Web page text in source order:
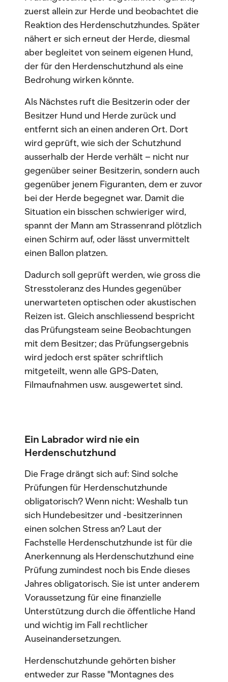
zuerst allein zur Herde und beobachtet die
Reaktion des Herdenschutzhundes. Später
nähert er sich erneut der Herde, diesmal
aber begleitet von seinem eigenen Hund,
der für den Herdenschutzhund als eine
Bedrohung wirken könnte.
Als Nächstes ruft die Besitzerin oder der
Besitzer Hund und Herde zurück und
entfernt sich an einen anderen Ort. Dort
wird geprüft, wie sich der Schutzhund
ausserhalb der Herde verhält – nicht nur
gegenüber seiner Besitzerin, sondern auch
gegenüber jenem Figuranten, dem er zuvor
bei der Herde begegnet war. Damit die
Situation ein bisschen schwieriger wird,
spannt der Mann am Strassenrand plötzlich
einen Schirm auf, oder lässt unvermittelt
einen Ballon platzen.
Dadurch soll geprüft werden, wie gross die
Stresstoleranz des Hundes gegenüber
unerwarteten optischen oder akustischen
Reizen ist. Gleich anschliessend bespricht
das Prüfungsteam seine Beobachtungen
mit dem Besitzer; das Prüfungsergebnis
wird jedoch erst später schriftlich
mitgeteilt, wenn alle GPS-Daten,
Filmaufnahmen usw. ausgewertet sind.
Ein Labrador wird nie ein
Herdenschutzhund
Die Frage drängt sich auf: Sind solche
Prüfungen für Herdenschutzhunde
obligatorisch? Wenn nicht: Weshalb tun
sich Hundebesitzer und -besitzerinnen
einen solchen Stress an? Laut der
Fachstelle Herdenschutzhunde ist für die
Anerkennung als Herdenschutzhund eine
Prüfung zumindest noch bis Ende dieses
Jahres obligatorisch. Sie ist unter anderem
Voraussetzung für eine finanzielle
Unterstützung durch die öffentliche Hand
und wichtig im Fall rechtlicher
Auseinandersetzungen.
Herdenschutzhunde gehörten bisher
entweder zur Rasse "Montagnes des